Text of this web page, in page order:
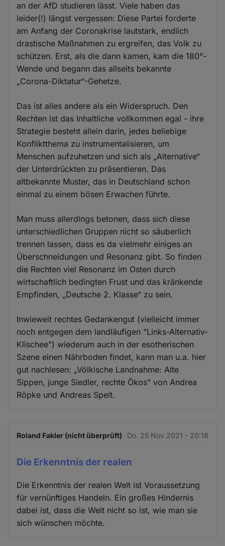
an der AfD studieren lässt. Viele haben das
leider(!) längst vergessen: Diese Partei forderte
am Anfang der Coronakrise lautstark, endlich
drastische Maßnahmen zu ergreifen, das Volk zu
schützen. Erst, als die dann kamen, kam die 180°-
Wende und begann das allseits bekannte
„Corona-Diktatur“-Gehetze.
Das ist alles andere als ein Widerspruch. Den
Rechten ist das Inhaltliche vollkommen egal - ihre
Strategie besteht allein darin, jedes beliebige
Konfliktthema zu instrumentalisieren, um
Menschen aufzuhetzen und sich als „Alternative“
der Unterdrückten zu präsentieren. Das
altbekannte Muster, das in Deutschland schon
einmal zu einem bösen Erwachen führte.
Man muss allerdings betonen, dass sich diese
unterschiedlichen Gruppen nicht so säuberlich
trennen lassen, dass es da vielmehr einiges an
Überschneidungen und Resonanz gibt. So finden
die Rechten viel Resonanz im Osten durch
wirtschaftlich bedingten Frust und das kränkende
Empfinden, „Deutsche 2. Klasse“ zu sein.
Inwieweit rechtes Gedankengut (vielleicht immer
noch entgegen dem landläufigen "Links-Alternativ-
Klischee") wiederum auch in der esotherischen
Szene einen Nährboden findet, kann man u.a. hier
gut nachlesen: „Völkische Landnahme: Alte
Sippen, junge Siedler, rechte Ökos" von Andrea
Röpke und Andreas Speit.
Roland Fakler (nicht überprüft) Do. 25 Nov 2021 - 20:18
Die Erkenntnis der realen
Die Erkenntnis der realen Welt ist Voraussetzung
für vernünftiges Handeln. Ein großes Hindernis
dabei ist, dass die Welt nicht so ist, wie man sie
sich wünschen möchte.